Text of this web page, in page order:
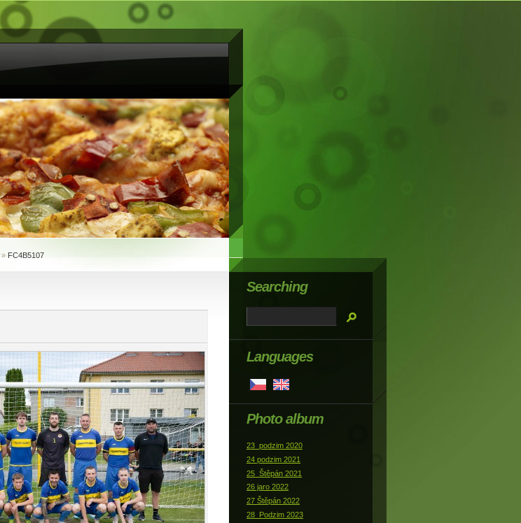
» FC4B5107
Languages
Photo album
23_podzim 2020
24 podzim 2021
25_Štěpán 2021
26 jaro 2022
27 Štěpán 2022
28_Podzim 2023
Searching